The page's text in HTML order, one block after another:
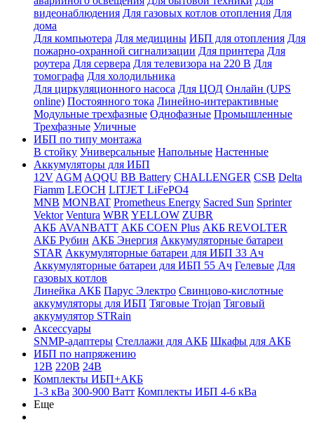
видеонаблюдения Для газовых котлов отопления Для
дома
Для компьютера Для медицины ИБП для отопления Для
пожарно-охранной сигнализации Для принтера Для
роутера Для сервера Для телевизора на 220 В Для
томографа Для холодильника
Для циркуляционного насоса Для ЦОД Онлайн (UPS
online) Постоянного тока Линейно-интерактивные
Модульные трехфазные Однофазные Промышленные
Трехфазные Уличные
ИБП по типу монтажа
В стойку Универсальные Напольные Настенные
Аккумуляторы для ИБП
12V AGM AQQU BB Battery CHALLENGER CSB Delta
Fiamm LEOCH LITJET LiFePO4
MNB MONBAT Prometheus Energy Sacred Sun Sprinter
Vektor Ventura WBR YELLOW ZUBR
АКБ AVANBATT АКБ COEN Plus АКБ REVOLTER
АКБ Рубин АКБ Энергия Аккумуляторные батареи
STAR Аккумуляторные батареи для ИБП 33 Ач
Аккумуляторные батареи для ИБП 55 Ач Гелевые Для
газовых котлов
Линейка АКБ Парус Электро Свинцово-кислотные
аккумуляторы для ИБП Тяговые Trojan Тяговый
аккумулятор STRain
Аксессуары
SNMP-адаптеры Стеллажи для АКБ Шкафы для АКБ
ИБП по напряжению
12В 220В 24В
Комплекты ИБП+АКБ
1-3 кВа 300-900 Ватт Комплекты ИБП 4-6 кВа
Еще